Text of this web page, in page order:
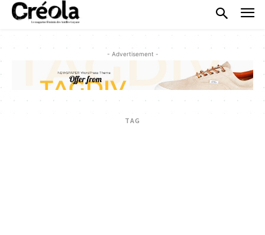
- Advertisement -
TAG